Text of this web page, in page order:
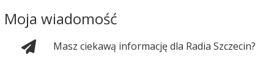
Moja wiadomość
Masz ciekawą informację dla Radia Szczecin?